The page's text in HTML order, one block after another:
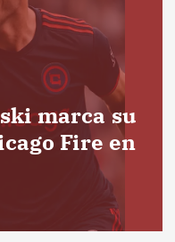
marca su
Fire en